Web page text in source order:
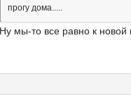
прогу дома.....
Ну мы-то все равно к